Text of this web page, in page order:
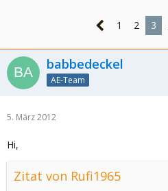
1 2 3
babbedeckel
AE-Team
5. März 2012
Hi,
Zitat von Rufi1965